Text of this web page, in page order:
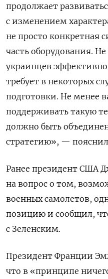
продолжает
с изменением
не просто конкретная
часть оборудования.
украинцев эффективно
требует в некоторых
подготовки. Не менее
поддерживать такую
должно быть
стратегию», —
Ранее президент США
на вопрос о том,
военных самолетов,
позицию и сообщил,
с Зеленским.
Президент Франции
что в «принципе